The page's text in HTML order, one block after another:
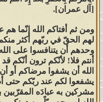
إلا الضلال؟ قل
صادقين؟ بل إنكم
الله المقربين،
{أُولَـٰئِكَ الَّذِينَ
الْوَسِيلَةَ أَيُّهُمْ
وَيَخَافُونَ
مَحْذُورًا ﴿٥٧﴾}
[آل عمران].
ومن ثم أفتاكم الله إنّما هم
لهم الحقّ في ربّهم أكثر
وحدهم أن يتنافسوا على
أنتم فلا! لأنّكم ترون أنّكم
الله أن يشفوا مرضاكم أو
يشفعوا لكم عند ربّكم حتى
مشركين به عبادَه المقرّبين